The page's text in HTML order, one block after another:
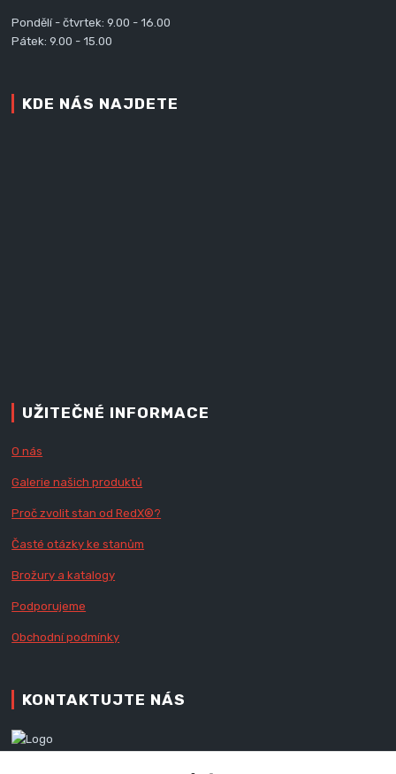
Pondělí - čtvrtek: 9.00 - 16.00
Pátek: 9.00 - 15.00
KDE NÁS NAJDETE
UŽITEČNÉ INFORMACE
O nás
Galerie našich produktů
Proč zvolit stan od RedX®?
Časté otázky ke stanům
Brožury a katalogy
Podporujeme
Obchodní podmínky
KONTAKTUJTE NÁS